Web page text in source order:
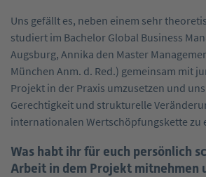
Uns gefällt es, neben einem sehr
studiert im Bachelor Global Business
Augsburg, Annika den Master
München Anm. d. Red.) gemeinsam mit
Projekt in der Praxis umzusetzen und
Gerechtigkeit und strukturelle
internationalen Wertschöpfungskette zu
Was habt ihr für euch persönlich
Arbeit in dem Projekt mitnehmen